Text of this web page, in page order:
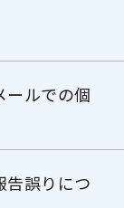
ールでの個
告誤りにつ